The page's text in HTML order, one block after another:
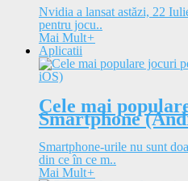
Nvidia a lansat astăzi, 22
pentru jocu..
Mai Mult+
Aplicatii
Cele mai
Smartphone
Smartphone-urile nu sunt
din ce în ce m..
Mai Mult+